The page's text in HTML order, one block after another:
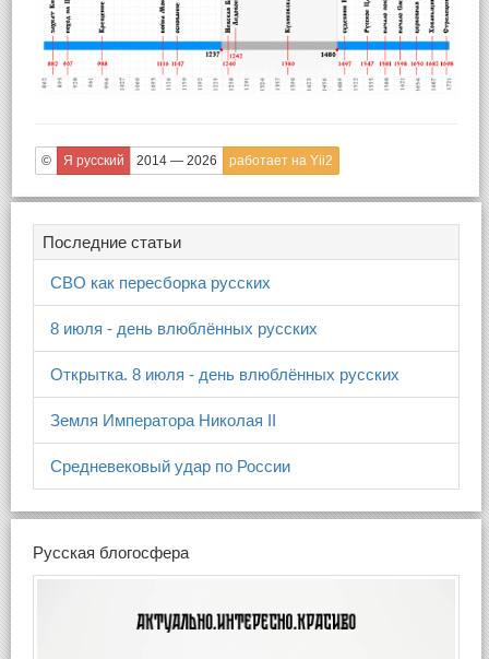
© Я русский 2014 — 2026 работает на Yii2
Последние статьи
СВО как пересборка русских
8 июля - день влюблённых русских
Открытка. 8 июля - день влюблённых русских
Земля Императора Николая II
Средневековый удар по России
Русская блогосфера